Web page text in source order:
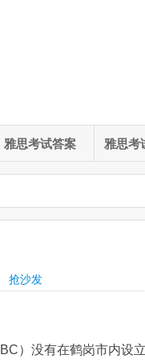
雅思考试答案 雅思考
抢沙发
）没有在鹤岗市内设